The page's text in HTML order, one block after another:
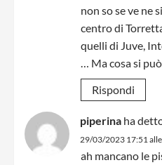
non so se ve ne
centro di
quelli di Juve,
… Ma cosa si
Rispondi
piperina ha
29/03/2023 17:51
ah mancano le